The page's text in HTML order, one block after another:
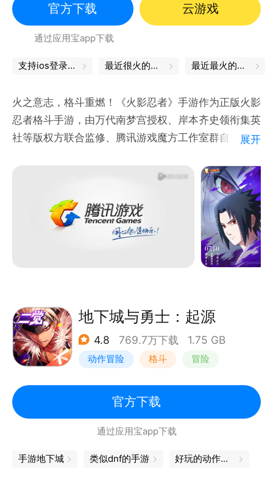
官方下载 云游戏
通过应用宝app下载
支持ios登录，畅玩ios服 最近很火的游戏 最近最火的游戏
火之意志，格斗重燃！《火影忍者》手游作为正版火影
忍者格斗手游，由万代南梦宫授权、岸本齐史领衔集英
社等版权方联合监修、腾讯游戏魔方工作室群自主研发
《火影忍者》手游100%正统还原原著剧情，疾风传篇
章登场，十年百忍强力降临，玩家可以任意扮演鸣人、
佐助、宇智波鼬等忍者，体验酣畅淋漓的忍术格斗连打
和全屏奥义大招。此外，还可以进行跨服匹配2V2热血
PK，参与无差别忍者格斗大赛，决出属于你的忍道！
展开
地下城与勇士：起源
4.8 769.7万下载 1.75 GB
动作冒险 格斗 冒险
地下城与勇士
官方下载
通过应用宝app下载
手游地下城 类似dnf的手游 好玩的动作手游